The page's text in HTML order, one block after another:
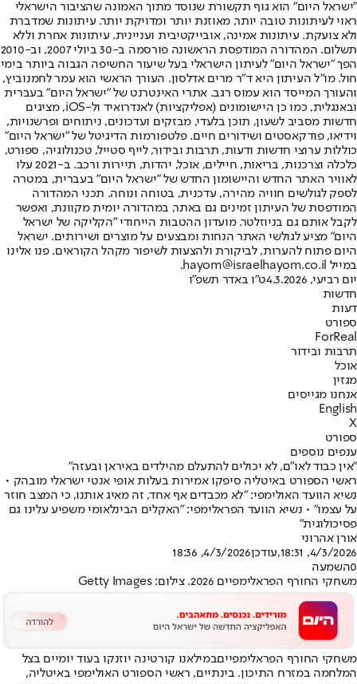
"ישראל היום" הוא גוף תקשורת שנוסד מתוך האמונה שהציבור הישראלי
ראוי לעיתונות טובה יותר, מאוזנת יותר ומדויקת יותר. עיתונות שמדברת
ולא צועקת. עיתונות אמינה, אובייקטיבית ועניינית. עיתונות אחרת וללא
תשלום. המהדורה המודפסת הראשונה פורסמה ב-30 ביולי 2007, וב-2010
הפך "ישראל היום" לעיתון הישראלי בעל שיעור החשיפה הגבוה ביותר בימי
חול. מו"ל העיתון היא ד"ר מרים אדלסון. העורך הראשי הוא עמר לחמנוביץ,
והעורך המייסד הוא עמוס רגב. אתרי האינטרנט של "ישראל היום" בעברית
ובאנגלית, כמו כן היישומונים (אפליקציות) לאנדרואיד ול-iOS, מציגים
חדשות מסביב לשעון, תוכן בלעדי, מבזקים ועדכונים, ניתוחים ופרשנויות,
וידיאו, פודקאסטים ושידורים חיים. פלטפורמות הדיגיטל של "ישראל היום"
כוללות ערוצי חדשות ודעות, תרבות ובידור, לייף סטייל, טכנולוגיה, ספורט,
כלכלה וצרכנות, בריאות, חיילים, אוכל, יהדות, תיירות ורכב. ב-2021 עלו
לאוויר האתר החדש והיישומון החדש של "ישראל היום" בעברית, במטרה
לספק לגולשים חוויה מהירה, עדכנית, בטוחה ונוחה. תכני המהדורה
המודפסת של העיתון זמינים גם באתר, במהדורה יומית מקוונת, ואפשר
לקבל אותם גם בניוזלטר. מועדון ההטבות הייחודי "הקליקה של ישראל
היום" מציע לגולשי האתר הנחות ומבצעים על מוצרים ושירותים. ישראל
היום פתוח להערות, לביקורת ולהצעות לשיפור מקהל הקוראים. פנו אלינו
במייל hayom@israelhayom.co.il.
יום רביעי, 4.3.2026
ט"ו באדר תשפ"ו
חדשות
דעות
ספורט
ForReal
תרבות ובידור
אוכל
מגזין
אנחנו מגייסים
English
X
ספורט
ענפים נוספים
"אין כבוד לאו"ם, לא יכולים להתעלם מהילדים באיראן ובעזה"
ראשי הספורט באיטליה סיפקו אמירות בעלות אופי אנטי ישראלי מובהק •
נשיא הוועד האולימפי: "לא מכבדים אף אחד, זה מאיג אותנו, כי המצב חוזר
על עצמו" • נשיא הוועד הפראלימפי: "האקלים הבינלאומי משפיע עלינו גם
פסיכולוגית"
אורן אהרוני
4/3/2026, 18:31
,עודכן4/3/2026, 18:36
0השמעה
משחקי החורף הפראלימפיים 2026. צילום: Getty Images
משחקי החורף הפראלימפייםבמילאנו קורטינה יוזנקו בעוד יומיים בצל
המלחמה במזרח התיכון. בינתיים, ראשי הספורט האולימפי באיטליה,